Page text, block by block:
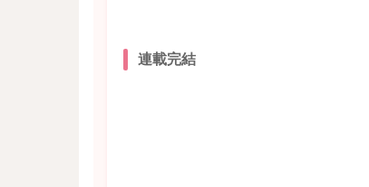
連載完結